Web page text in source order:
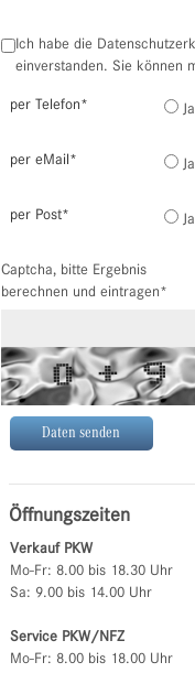
Ich habe die
einverstanden. Sie können
per Telefon* Ja
per eMail* Ja
per Post* Ja
Captcha, bitte Ergebnis
berechnen und eintragen*
Öffnungszeiten
Verkauf PKW
Mo-Fr: 8.00 bis 18.30 Uhr
Sa: 9.00 bis 14.00 Uhr
Service PKW/NFZ
Mo-Fr: 8.00 bis 18.00 Uhr